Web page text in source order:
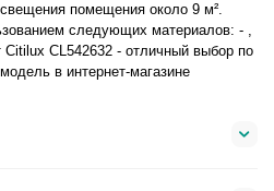
помещения около 9 м².
следующих материалов: - ,
CL542632 - отличный выбор по
в интернет-магазине